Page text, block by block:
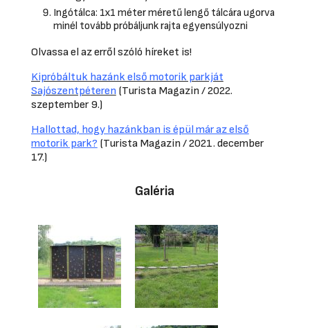
Ingótálca: 1x1 méter méretű lengő tálcára ugorva
minél tovább próbáljunk rajta egyensúlyozni
Olvassa el az erről szóló híreket is!
Kipróbáltuk hazánk első motorik parkját
Sajószentpéteren (Turista Magazin / 2022.
szeptember 9.)
Hallottad, hogy hazánkban is épül már az első
motorik park? (Turista Magazin / 2021. december
17.)
Galéria